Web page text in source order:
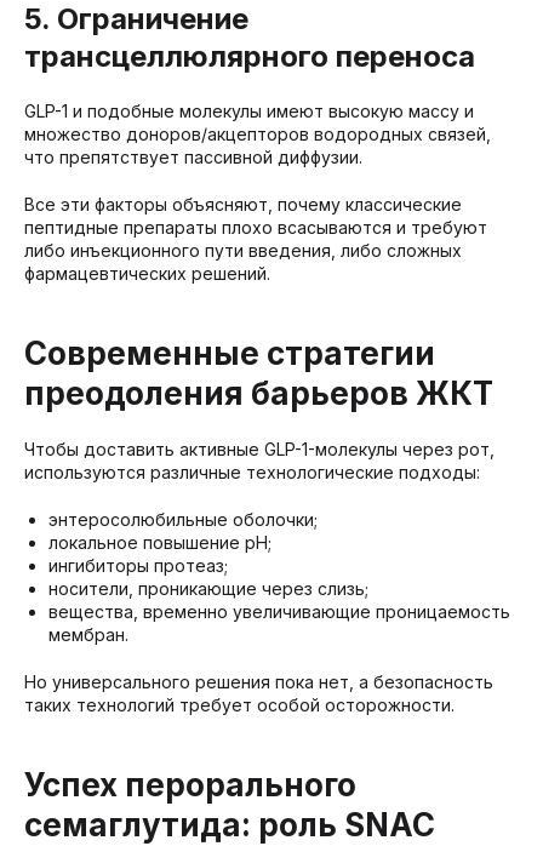
5. Ограничение
трансцеллюлярного переноса
GLP-1 и подобные молекулы имеют высокую массу и
множество доноров/акцепторов водородных связей,
что препятствует пассивной диффузии.
Все эти факторы объясняют, почему классические
пептидные препараты плохо всасываются и требуют
либо инъекционного пути введения, либо сложных
фармацевтических решений.
Современные стратегии
преодоления барьеров ЖКТ
Чтобы доставить активные GLP-1-молекулы через рот,
используются различные технологические подходы:
энтеросолюбильные оболочки;
локальное повышение pH;
ингибиторы протеаз;
носители, проникающие через слизь;
вещества, временно увеличивающие проницаемость
мембран.
Но универсального решения пока нет, а безопасность
таких технологий требует особой осторожности.
Успех перорального
семаглутида: роль SNAC